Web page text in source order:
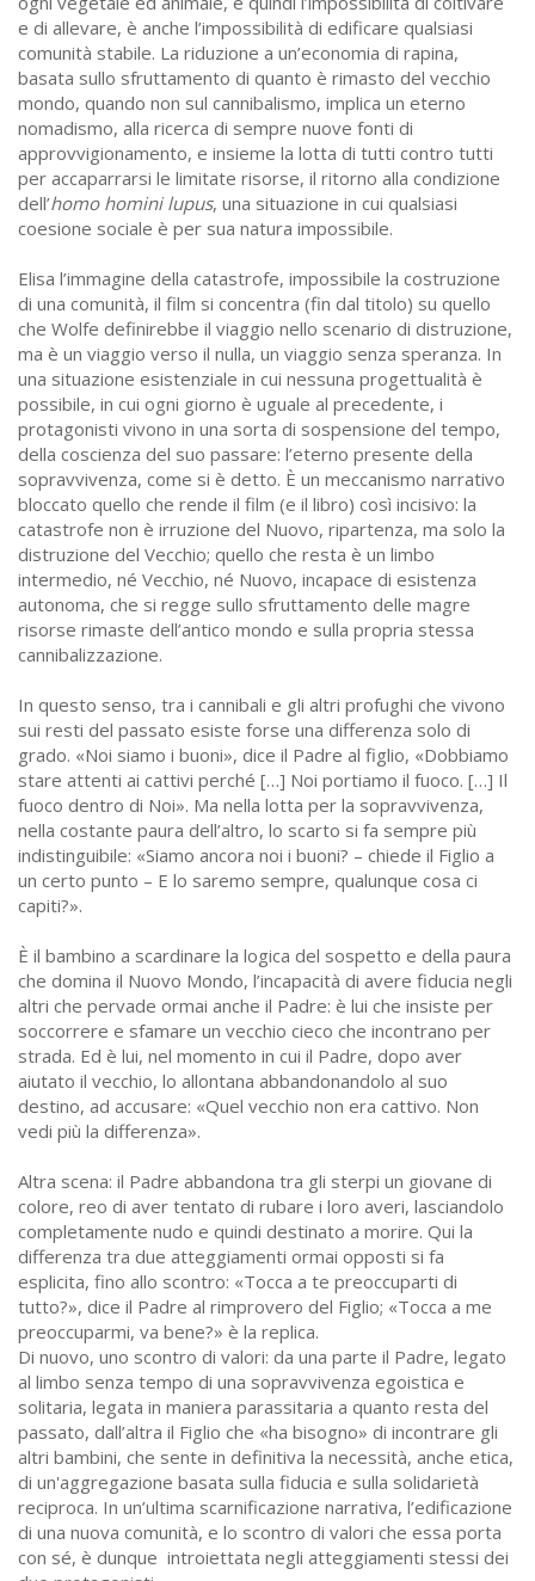
e di allevare, è anche l’impossibilità di edificare qualsiasi
comunità stabile. La riduzione a un’economia di rapina,
basata sullo sfruttamento di quanto è rimasto del vecchio
mondo, quando non sul cannibalismo, implica un eterno
nomadismo, alla ricerca di sempre nuove fonti di
approvvigionamento, e insieme la lotta di tutti contro tutti
per accaparrarsi le limitate risorse, il ritorno alla condizione
dell’homo homini lupus, una situazione in cui qualsiasi
coesione sociale è per sua natura impossibile.
Elisa l’immagine della catastrofe, impossibile la costruzione
di una comunità, il film si concentra (fin dal titolo) su quello
che Wolfe definirebbe il viaggio nello scenario di distruzione,
ma è un viaggio verso il nulla, un viaggio senza speranza. In
una situazione esistenziale in cui nessuna progettualità è
possibile, in cui ogni giorno è uguale al precedente, i
protagonisti vivono in una sorta di sospensione del tempo,
della coscienza del suo passare: l’eterno presente della
sopravvivenza, come si è detto. È un meccanismo narrativo
bloccato quello che rende il film (e il libro) così incisivo: la
catastrofe non è irruzione del Nuovo, ripartenza, ma solo la
distruzione del Vecchio; quello che resta è un limbo
intermedio, né Vecchio, né Nuovo, incapace di esistenza
autonoma, che si regge sullo sfruttamento delle magre
risorse rimaste dell’antico mondo e sulla propria stessa
cannibalizzazione.
In questo senso, tra i cannibali e gli altri profughi che vivono
sui resti del passato esiste forse una differenza solo di
grado. «Noi siamo i buoni», dice il Padre al figlio, «Dobbiamo
stare attenti ai cattivi perché […] Noi portiamo il fuoco. […] Il
fuoco dentro di Noi». Ma nella lotta per la sopravvivenza,
nella costante paura dell’altro, lo scarto si fa sempre più
indistinguibile: «Siamo ancora noi i buoni? – chiede il Figlio a
un certo punto – E lo saremo sempre, qualunque cosa ci
capiti?».
È il bambino a scardinare la logica del sospetto e della paura
che domina il Nuovo Mondo, l’incapacità di avere fiducia negli
altri che pervade ormai anche il Padre: è lui che insiste per
soccorrere e sfamare un vecchio cieco che incontrano per
strada. Ed è lui, nel momento in cui il Padre, dopo aver
aiutato il vecchio, lo allontana abbandonandolo al suo
destino, ad accusare: «Quel vecchio non era cattivo. Non
vedi più la differenza».
Altra scena: il Padre abbandona tra gli sterpi un giovane di
colore, reo di aver tentato di rubare i loro averi, lasciandolo
completamente nudo e quindi destinato a morire. Qui la
differenza tra due atteggiamenti ormai opposti si fa
esplicita, fino allo scontro: «Tocca a te preoccuparti di
tutto?», dice il Padre al rimprovero del Figlio; «Tocca a me
preoccuparmi, va bene?» è la replica.
Di nuovo, uno scontro di valori: da una parte il Padre, legato
al limbo senza tempo di una sopravvivenza egoistica e
solitaria, legata in maniera parassitaria a quanto resta del
passato, dall’altra il Figlio che «ha bisogno» di incontrare gli
altri bambini, che sente in definitiva la necessità, anche etica,
di un'aggregazione basata sulla fiducia e sulla solidarietà
reciproca. In un’ultima scarnificazione narrativa, l’edificazione
di una nuova comunità, e lo scontro di valori che essa porta
con sé, è dunque introiettata negli atteggiamenti stessi dei